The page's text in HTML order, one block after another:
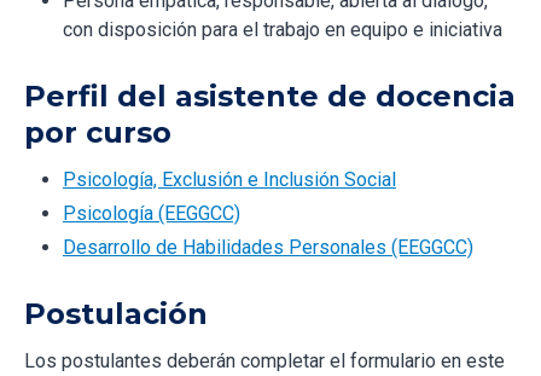
con disposición para el trabajo en equipo e iniciativa
Perfil del asistente de docencia
por curso
Psicología, Exclusión e Inclusión Social
Psicología (EEGGCC)
Desarrollo de Habilidades Personales (EEGGCC)
Postulación
Los postulantes deberán completar el formulario en este